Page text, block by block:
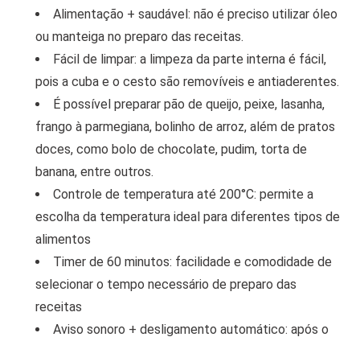
Alimentação + saudável: não é preciso utilizar óleo
ou manteiga no preparo das receitas.
Fácil de limpar: a limpeza da parte interna é fácil,
pois a cuba e o cesto são removíveis e antiaderentes.
É possível preparar pão de queijo, peixe, lasanha,
frango à parmegiana, bolinho de arroz, além de pratos
doces, como bolo de chocolate, pudim, torta de
banana, entre outros.
Controle de temperatura até 200°C: permite a
escolha da temperatura ideal para diferentes tipos de
alimentos
Timer de 60 minutos: facilidade e comodidade de
selecionar o tempo necessário de preparo das
receitas
Aviso sonoro + desligamento automático: após o